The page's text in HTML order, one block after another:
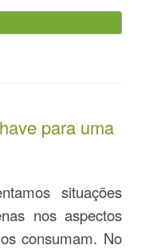
para uma
situações
nos aspectos
consumam. No